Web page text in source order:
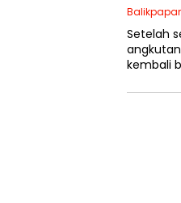
Setelah
kembali